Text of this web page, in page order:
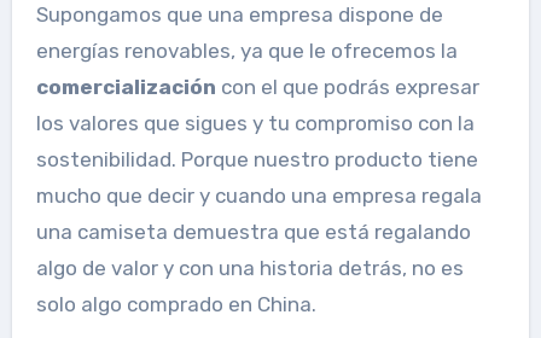
Supongamos que una empresa dispone de
energías renovables, ya que le ofrecemos la
comercialización con el que podrás expresar
los valores que sigues y tu compromiso con la
sostenibilidad. Porque nuestro producto tiene
mucho que decir y cuando una empresa regala
una camiseta demuestra que está regalando
algo de valor y con una historia detrás, no es
solo algo comprado en China.